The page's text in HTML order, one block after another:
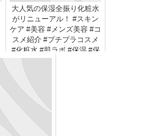
大人気の保湿全振り化粧水
がリニューアル！ #スキン
ケア #美容 #メンズ美容 #コ
スメ紹介 #プチプラコスメ
#化粧水 #肌ラボ #保湿 #保
湿ケア